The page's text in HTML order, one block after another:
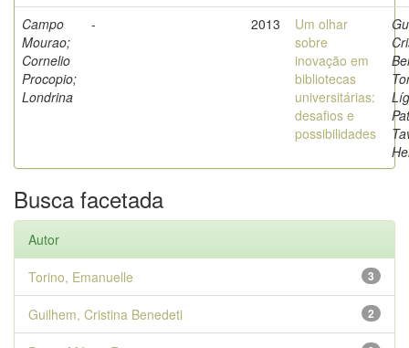
Campo
Mourao;
Cornelio
Procopio;
Londrina
- 2013
Um olhar
sobre
inovação em
bibliotecas
universitárias:
desafios e
possibilidades
Busca facetada
Autor
3
Torino, Emanuelle
2
Guilhem, Cristina Benedeti